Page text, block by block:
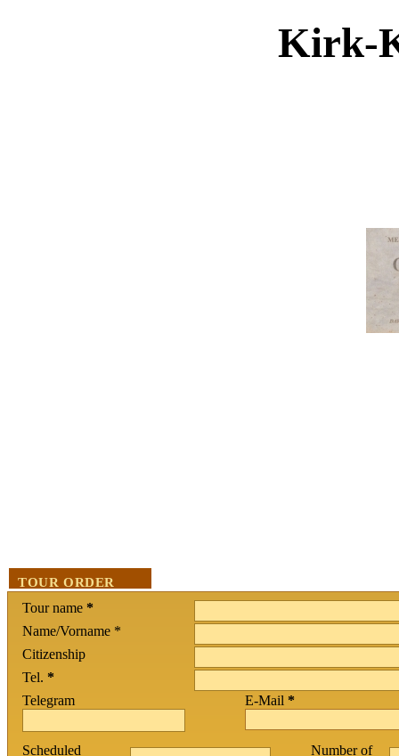
Kirk-
TOUR ORDER
Tour name *
Name/Vorname *
Citizenship
Tel. *
Telegram
E-Mail *
Scheduled Number of